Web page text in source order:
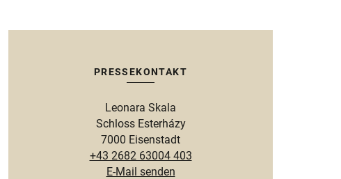
PRESSEKONTAKT
Leonara Skala
Schloss Esterházy
7000 Eisenstadt
+43 2682 63004 403
E-Mail senden